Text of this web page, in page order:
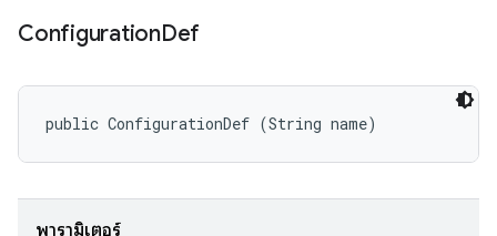
ConfigurationDef
public ConfigurationDef (String name)
พารามิเตอร์